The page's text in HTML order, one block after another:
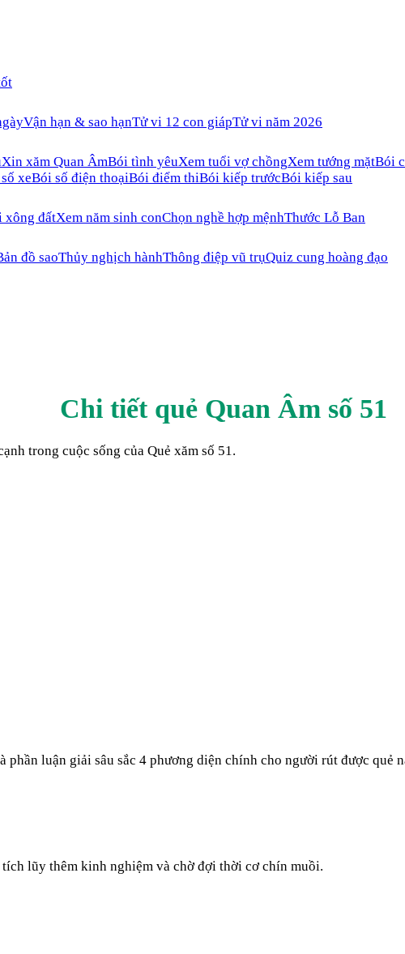
Vận hạn & sao hạnTử vi 12 con giápTử vi năm 2026
Xin xăm Quan ÂmBói tình yêuXem tuổi vợ chồngXem tướng mặtBói
xeBói số điện thoạiBói điểm thiBói kiếp trướcBói kiếp sau
xông đấtXem năm sinh conChọn nghề hợp mệnhThước Lỗ Ban
đồ saoThủy nghịch hànhThông điệp vũ trụQuiz cung hoàng đạo
Chi tiết quẻ Quan Âm số 51
trong cuộc sống của Quẻ xăm số 51 .
luận giải sâu sắc 4 phương diện chính cho người rút được quẻ
lũy thêm kinh nghiệm và chờ đợi thời cơ chín muồi.